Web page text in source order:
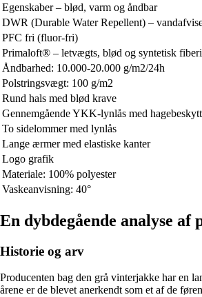
Egenskaber – blød, varm og åndbar
DWR (Durable Water Repellent) –
PFC fri (fluor-fri)
Primaloft® – letvægts, blød og syntetisk
Åndbarhed: 10.000-20.000 g/m2/24h
Polstringsvægt: 100 g/m2
Rund hals med blød krave
Gennemgående YKK-lynlås med
To sidelommer med lynlås
Lange ærmer med elastiske kanter
Logo grafik
Materiale: 100% polyester
Vaskeanvisning: 40°
En dybdegående analyse
Historie og arv
Producenten bag den grå vinterjakke har en
årene er de blevet anerkendt som et af de